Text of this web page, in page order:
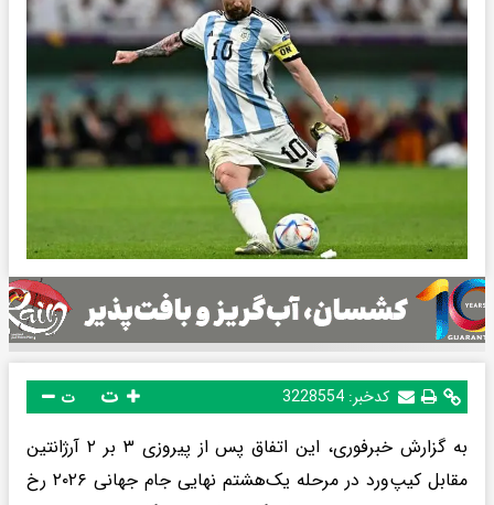
کدخبر: 3228554 ت
به گزارش خبرفوری، این اتفاق پس از پیروزی ۳ بر ۲ آرژانتین
مقابل کیپ‌ورد در مرحله یک‌هشتم نهایی جام جهانی ۲۰۲۶ رخ